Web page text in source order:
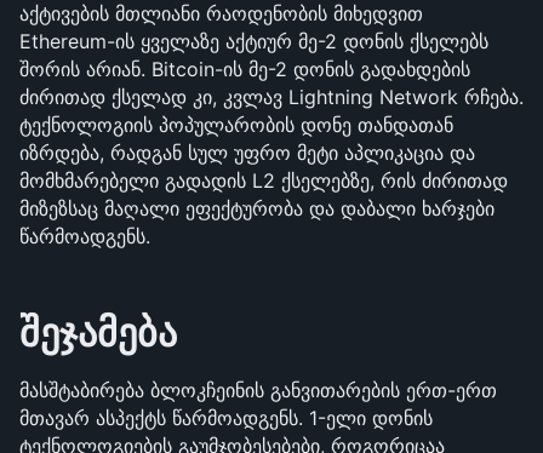
აქტივების მთლიანი რაოდენობის მიხედვით
Ethereum-ის ყველაზე აქტიურ მე-2 დონის ქსელებს
შორის არიან. Bitcoin-ის მე-2 დონის გადახდების
ძირითად ქსელად კი, კვლავ Lightning Network რჩება.
ტექნოლოგიის პოპულარობის დონე თანდათან
იზრდება, რადგან სულ უფრო მეტი აპლიკაცია და
მომხმარებელი გადადის L2 ქსელებზე, რის ძირითად
მიზეზსაც მაღალი ეფექტურობა და დაბალი ხარჯები
წარმოადგენს.
შეჯამება
მასშტაბირება ბლოკჩეინის განვითარების ერთ-ერთ
მთავარ ასპექტს წარმოადგენს. 1-ელი დონის
ტექნოლოგიების გაუმჯობესებები, როგორიცაა